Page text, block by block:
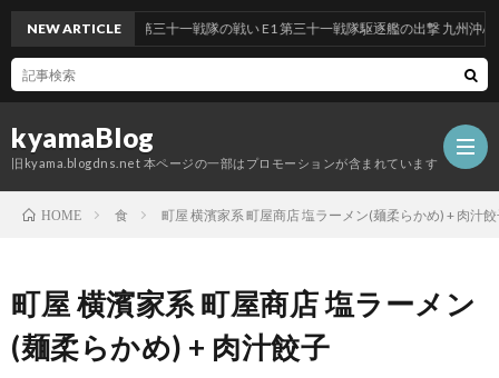
kyamaBlog
旧kyama.blogdns.net 本ページの一部はプロモーションが含まれています
NEW ARTICLE
作戦：反撃！第三十一戦隊の戦い E1 第三十一戦隊駆逐艦の出撃 九州沖/南西諸
HOME 食 町屋 横濱家系 町屋商店 塩ラーメン(麺柔らかめ) + 肉汁
町屋 横濱家系 町屋商店 塩ラーメン
(麺柔らかめ) + 肉汁餃子